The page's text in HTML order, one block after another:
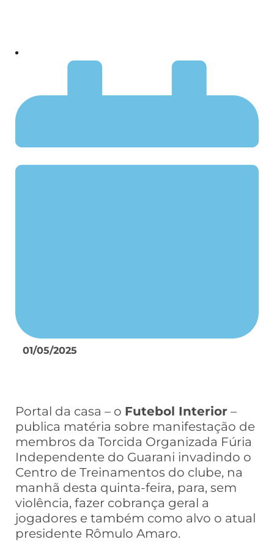
01/05/2025
Portal da casa – o Futebol Interior –
publica matéria sobre manifestação de
membros da Torcida Organizada Fúria
Independente do Guarani invadindo o
Centro de Treinamentos do clube, na
manhã desta quinta-feira, para, sem
violência, fazer cobrança geral a
jogadores e também como alvo o atual
presidente Rômulo Amaro.